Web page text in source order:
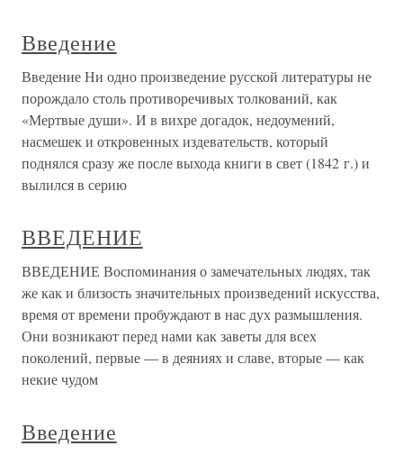
Введение
Введение Ни одно произведение русской литературы не
порождало столь противоречивых толкований, как
«Мертвые души». И в вихре догадок, недоумений,
насмешек и откровенных издевательств, который
поднялся сразу же после выхода книги в свет (1842 г.) и
вылился в серию
ВВЕДЕНИЕ
ВВЕДЕНИЕ Воспоминания о замечательных людях, так
же как и близость значительных произведений искусства,
время от времени пробуждают в нас дух размышления.
Они возникают перед нами как заветы для всех
поколений, первые — в деяниях и славе, вторые — как
некие чудом
Введение